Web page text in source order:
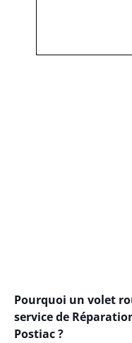
Pourquoi un volet
service de
Postiac ?